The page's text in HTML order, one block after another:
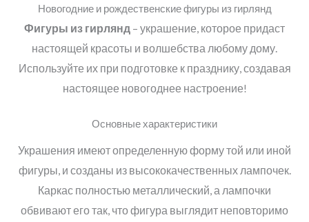
Новогодние и рождественские фигуры из гирлянд
Фигуры из гирлянд – украшение, которое придаст
настоящей красоты и волшебства любому дому.
Используйте их при подготовке к празднику, создавая
настоящее новогоднее настроение!
Основные характеристики
Украшения имеют определенную форму той или иной
фигуры, и созданы из высококачественных лампочек.
Каркас полностью металлический, а лампочки
обвивают его так, что фигура выглядит неповторимо